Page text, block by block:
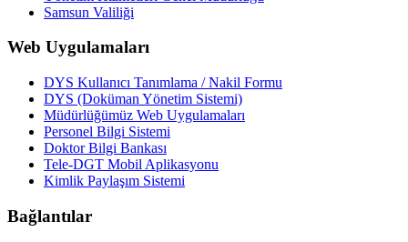
Samsun Valiliği
Web Uygulamaları
DYS Kullanıcı Tanımlama / Nakil Formu
DYS (Doküman Yönetim Sistemi)
Müdürlüğümüz Web Uygulamaları
Personel Bilgi Sistemi
Doktor Bilgi Bankası
Tele-DGT Mobil Aplikasyonu
Kimlik Paylaşım Sistemi
Bağlantılar